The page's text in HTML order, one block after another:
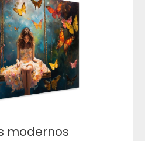
modernos